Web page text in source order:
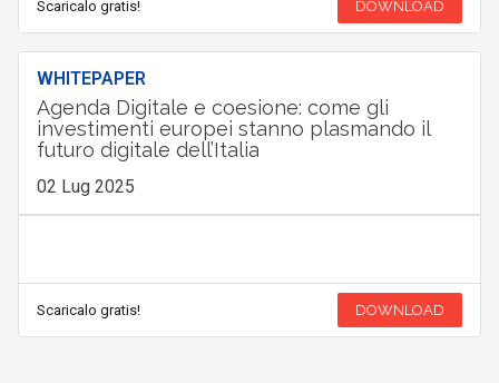
WHITEPAPER
Agenda Digitale e coesione: come gli